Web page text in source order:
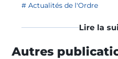
Actualités de l'Ordre
Lire la
Autres